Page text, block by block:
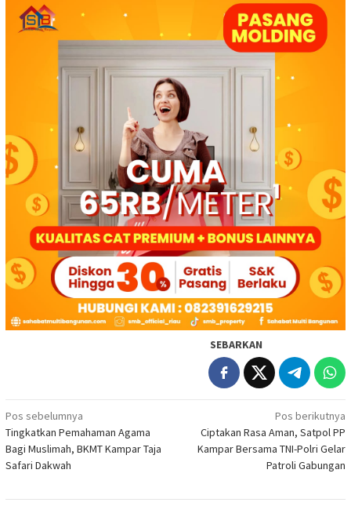
SEBARKAN
Navigasi
pos
Pos sebelumnya
Tingkatkan Pemahaman Agama
Bagi Muslimah, BKMT Kampar Taja
Safari Dakwah
Pos berikutnya
Ciptakan Rasa Aman, Satpol PP
Kampar Bersama TNI-Polri Gelar
Patroli Gabungan